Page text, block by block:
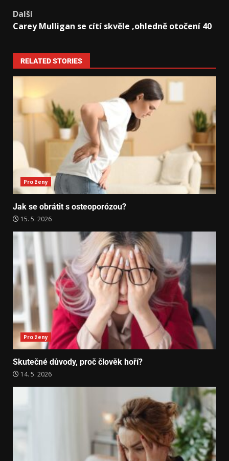
Další
Carey Mulligan se cítí skvěle ‚ohledně otočení 40
RELATED STORIES
Pro ženy
Jak se obrátit s osteoporózou?
15. 5. 2026
Pro ženy
Skutečné důvody, proč člověk hoří?
14. 5. 2026